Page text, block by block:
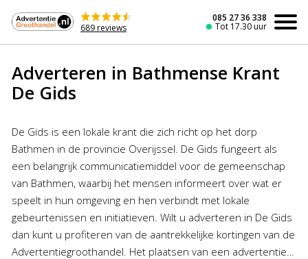
de
inhoud
689 reviews
085 27 36 338
Tot 17.30 uur
Adverteren in Bathmense Krant
De Gids
De Gids is een lokale krant die zich richt op het dorp
Bathmen in de provincie Overijssel. De Gids fungeert als
een belangrijk communicatiemiddel voor de gemeenschap
van Bathmen, waarbij het mensen informeert over wat er
speelt in hun omgeving en hen verbindt met lokale
gebeurtenissen en initiatieven. Wilt u adverteren in De Gids
dan kunt u profiteren van de aantrekkelijke kortingen van de
Advertentiegroothandel. Het plaatsen van een advertentie